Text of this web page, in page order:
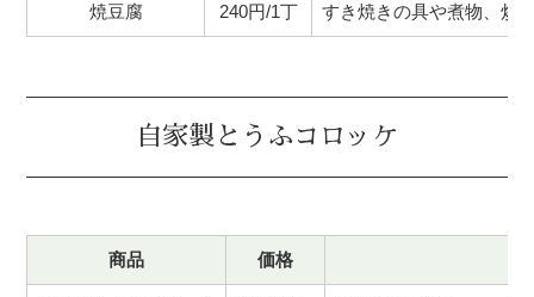
焼豆腐 240円/1丁 すき焼きの具や煮物、炒
自家製とうふコロッケ
商品 価格